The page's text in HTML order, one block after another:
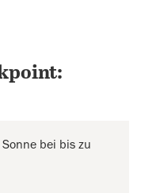
bei bis zu